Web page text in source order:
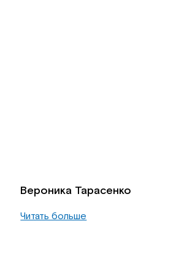
Вероника Тарасенко
Читать больше